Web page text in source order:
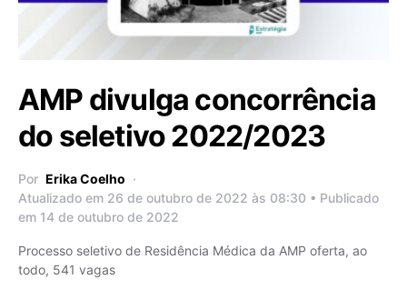
AMP divulga concorrência
do seletivo 2022/2023
Por Erika Coelho
Atualizado em 26 de outubro de 2022 às 08:30 • Publicado
em 14 de outubro de 2022
Processo seletivo de Residência Médica da AMP oferta, ao
todo, 541 vagas